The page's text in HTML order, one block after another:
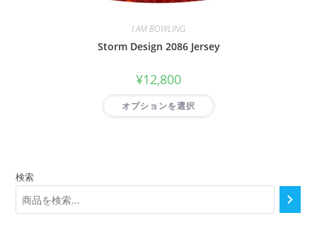
I AM BOWLING
Storm Design 2086 Jersey
¥12,800
オプションを選択
検索